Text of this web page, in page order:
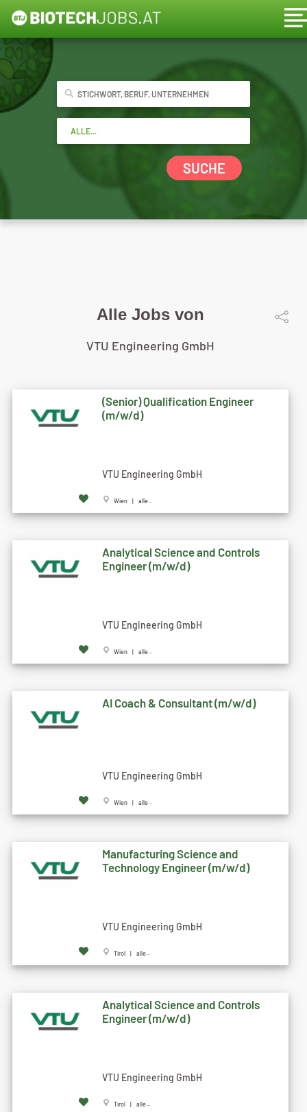
SUCHE
Alle Jobs von
VTU Engineering GmbH
(Senior) Qualification Engineer
(m/w/d)
VTU Engineering GmbH
Wien | alle...
Analytical Science and Controls
Engineer (m/w/d)
VTU Engineering GmbH
Wien | alle...
AI Coach & Consultant (m/w/d)
VTU Engineering GmbH
Wien | alle...
Manufacturing Science and
Technology Engineer (m/w/d)
VTU Engineering GmbH
Tirol | alle...
Analytical Science and Controls
Engineer (m/w/d)
VTU Engineering GmbH
Tirol | alle...